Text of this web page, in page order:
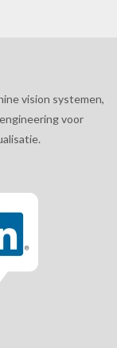
vision systemen,
voor